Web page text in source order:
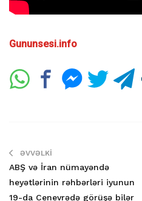
Gununsesi.info
ƏVVƏLKI
ABŞ və İran nümayəndə
heyətlərinin rəhbərləri iyunun
19-da Cenevrədə görüşə bilər